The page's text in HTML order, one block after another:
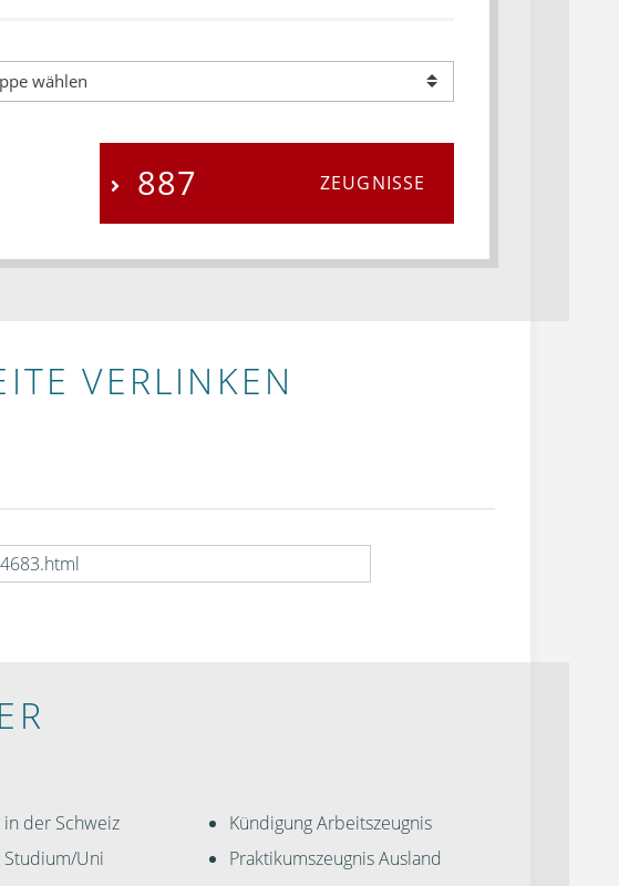
887 ZEUGNISSE
VERLINKEN
der Schweiz
Uni
Kündigung Arbeitszeugnis
Praktikumszeugnis Ausland